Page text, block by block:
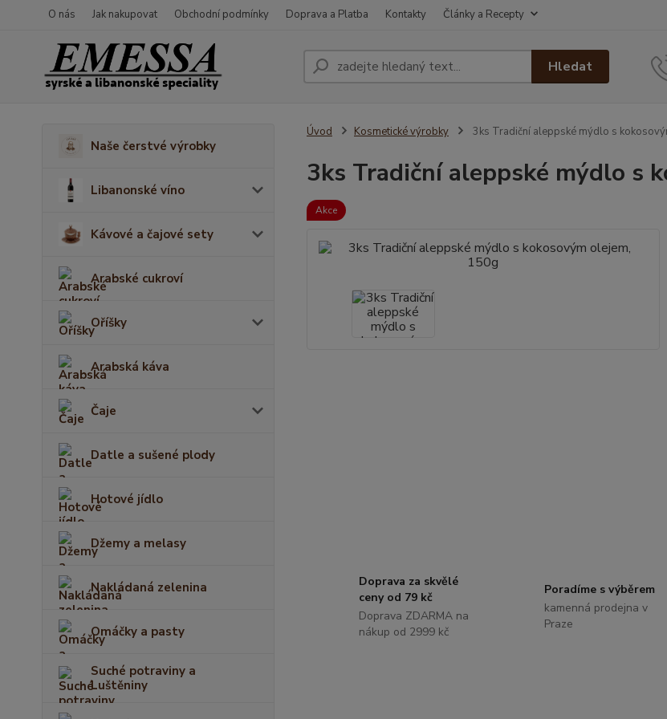
O nás Jak nakupovat Obchodní podmínky Doprava a Platba Kontakty Články a Recepty
Hledat
Naše čerstvé výrobky
Libanonské víno
Kávové a čajové sety
Arabské cukroví
Oříšky
Arabská káva
Čaje
Datle a sušené plody
Hotové jídlo
Džemy a melasy
Nakládaná zelenina
Omáčky a pasty
Suché potraviny a
Luštěniny
Úvod Kosmetické výrobky 3ks Tradiční aleppské mýdlo s
3ks Tradiční aleppské mýdlo s
Akce
Doprava za skvělé
ceny od 79 kč
Doprava ZDARMA na
nákup od 2999 kč
Poradíme s výběrem
kamenná prodejna v
Praze